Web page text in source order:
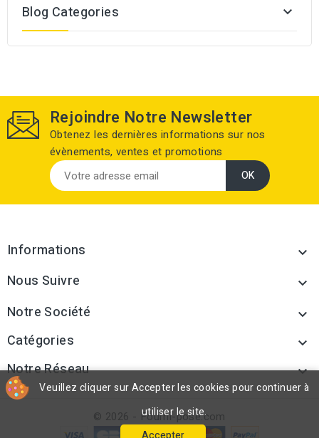
Blog Categories 
Rejoindre Notre Newsletter
Obtenez les dernières informations sur nos
évènements, ventes et promotions
Informations 
Nous Suivre 
Notre Société 
Catégories 
Notre Réseau 
Veuillez cliquer sur Accepter les cookies pour continuer à
utiliser le site.
© 2026 - Fourni-pose.com